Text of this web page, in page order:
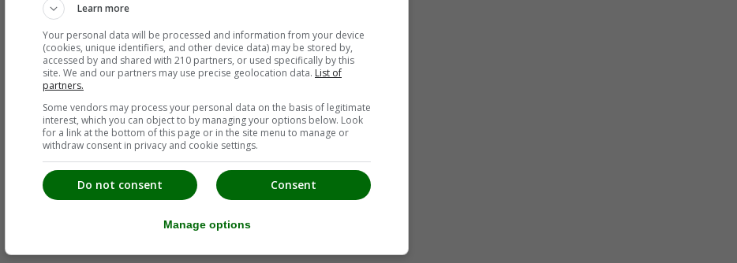
Learn more
Your personal data will be processed and information from your device
(cookies, unique identifiers, and other device data) may be stored by,
accessed by and shared with 210 partners, or used specifically by this
site. We and our partners may use precise geolocation data. List of
partners.
Some vendors may process your personal data on the basis of legitimate
interest, which you can object to by managing your options below. Look
for a link at the bottom of this page or in the site menu to manage or
withdraw consent in privacy and cookie settings.
Consent
Do not consent
Manage options